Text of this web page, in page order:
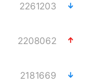
2261203
2208062
2181669